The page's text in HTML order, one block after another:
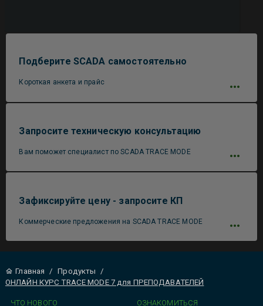
Подберите SCADA самостоятельно
Короткая анкета и прайс
Запросите техническую консультацию
Вам поможет специалист по SCADA TRACE MODE
Зафиксируйте цену - запросите КП
Коммерческие предложения на SCADA TRACE MODE
Главная / Продукты
/
ОНЛАЙН КУРС TRACE MODE 7 для ПРЕПОДАВАТЕЛЕЙ
ЧТО НОВОГО ОЗНАКОМИТЬСЯ